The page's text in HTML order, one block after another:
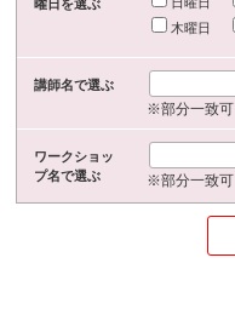
曜日を選ぶ
木曜日
講師名で選ぶ
※部分一致可
ワークショッ
プ名で選ぶ
※部分一致可